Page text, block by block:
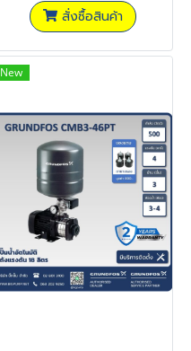
สั่งซื้อสินค้า
New